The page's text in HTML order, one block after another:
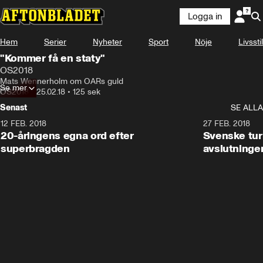
Logga in
Hem Serier Nyheter Sport Nöje Livsstil
"Kommer få en staty"
OS2018
Mats Wennerholm om OARs guld
OS2018• 25.02.18 • 125 sek
Se mer
Senast
SE ALLA
12 FEB. 2018
20-åringens egna ord efter
superbragden
27 FEB. 2018
Svenske